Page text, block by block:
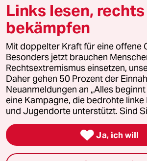
© 2026 taz Verlags und Vertriebs GmbH
Alle Rechte vorbehalten. Bei rechtlichen Fragen
wenden Sie sich bitte an
lizenzen@taz.de
Feedback Redaktionsstatut
Leitlinie Informant Datenschutz
Seitenwende Einwilligungen
Links lesen, rechts
bekämpfen
Mit doppelter Kraft für eine offene
Besonders jetzt brauchen
Rechtsextremismus einsetzen,
Daher gehen 50 Prozent der
Neuanmeldungen an „Alles
eine Kampagne, die bedrohte linke
und Jugendorte unterstützt. Sind
 Ja, ich will